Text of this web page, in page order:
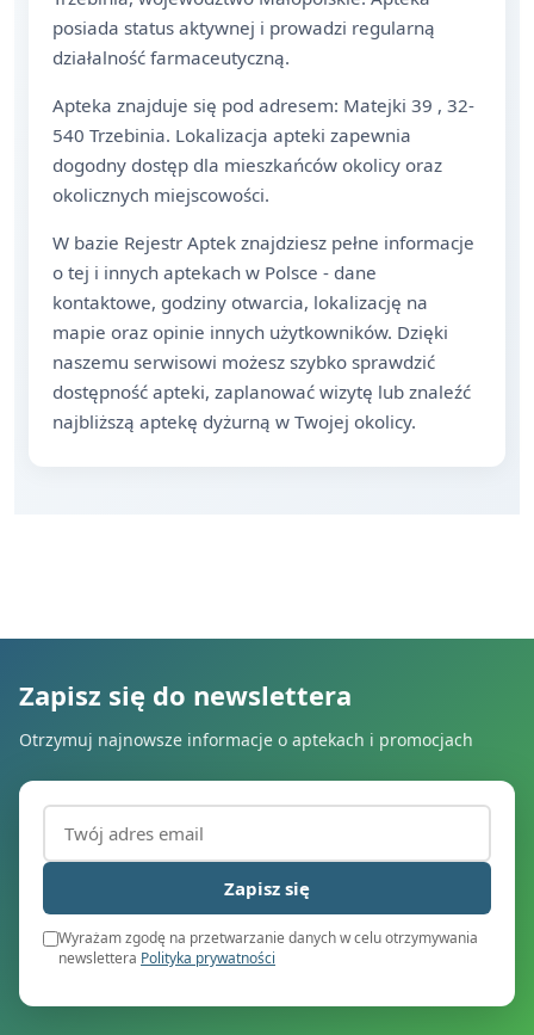
posiada status aktywnej i prowadzi regularną
działalność farmaceutyczną.
Apteka znajduje się pod adresem: Matejki 39 , 32-
540 Trzebinia. Lokalizacja apteki zapewnia
dogodny dostęp dla mieszkańców okolicy oraz
okolicznych miejscowości.
W bazie Rejestr Aptek znajdziesz pełne informacje
o tej i innych aptekach w Polsce - dane
kontaktowe, godziny otwarcia, lokalizację na
mapie oraz opinie innych użytkowników. Dzięki
naszemu serwisowi możesz szybko sprawdzić
dostępność apteki, zaplanować wizytę lub znaleźć
najbliższą aptekę dyżurną w Twojej okolicy.
Zapisz się do newslettera
Otrzymuj najnowsze informacje o aptekach i promocjach
Adres email (wymagany)
Zapisz się
Wyrażam zgodę na przetwarzanie danych w celu otrzymywania
newslettera Polityka prywatności